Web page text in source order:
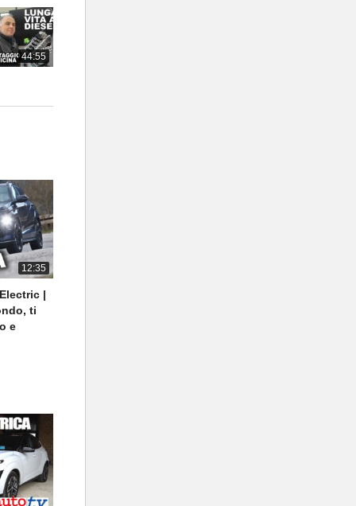
auto
44:55
12:35
|
ti
e